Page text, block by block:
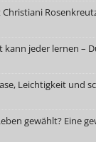
kann jeder lernen –
Leichtigkeit und
gewählt? Eine